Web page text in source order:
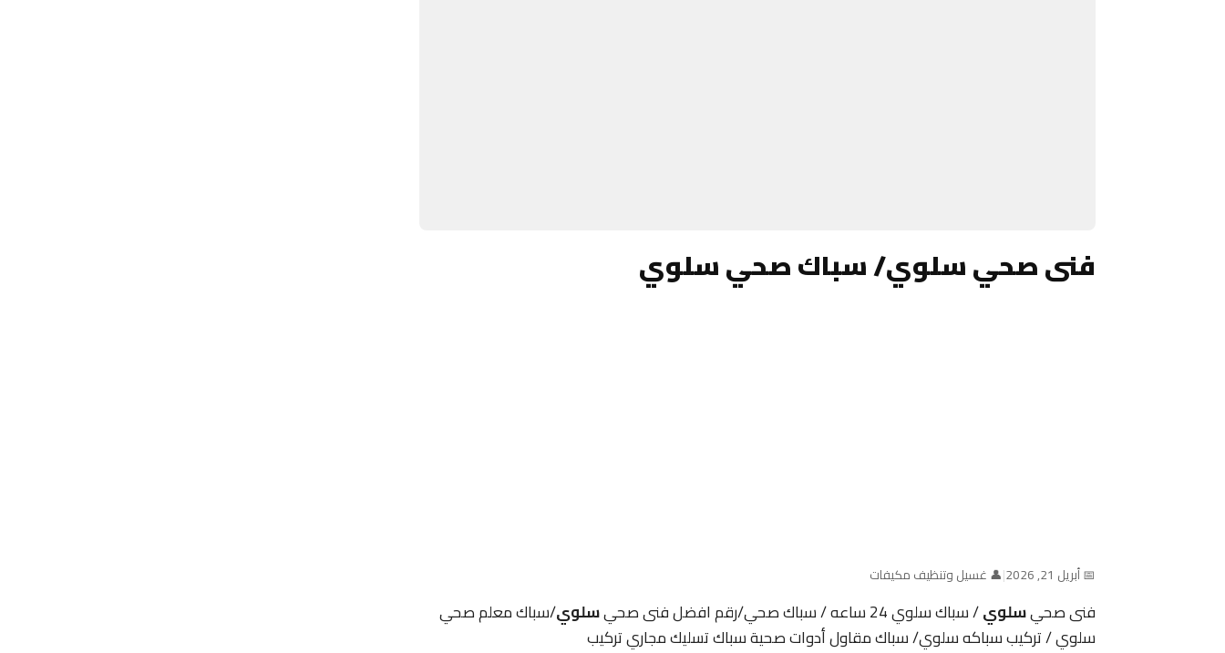
فنى صحي سلوي/ سباك صحي سلوي
📅 أبريل 21, 2026 |👤 غسيل وتنظيف مكيفات
فنى صحيسلوي/ سباك سلوي 24 ساعه / سباك صحي/رقم افضل فنى صحي سلوي/سباك معلم صحي
سلوي / تركيب سباكه سلوي/ سباك مقاول أدوات صحية سباك تسليك مجاري تركيب